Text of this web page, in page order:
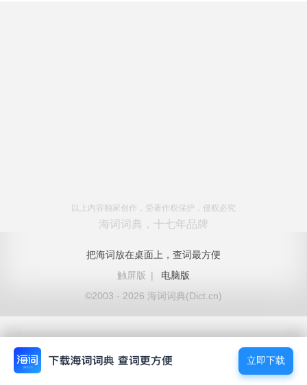
以上内容独家创作，受著作权保护，侵权必究
海词词典，十七年品牌
把海词放在桌面上，查词最方便
触屏版
|
电脑版
©2003 - 2026 海词词典(Dict.cn)
立即下载
立即下载